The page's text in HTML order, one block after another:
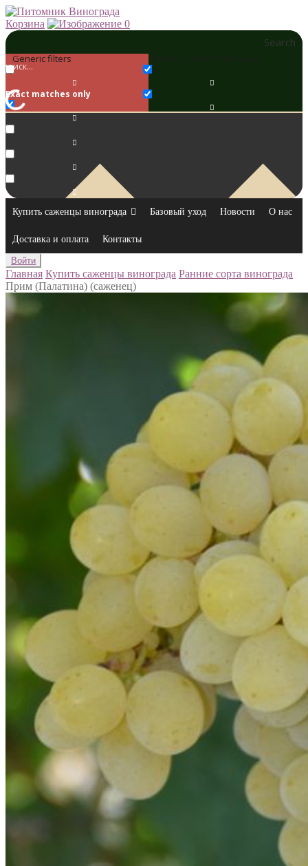
Корзина 0
Search
Generic filters
Exact matches only
Купить саженцы винограда Базовый уход Новости О нас
Доставка и оплата Контакты
Войти
Главная Купить саженцы винограда Ранние сорта винограда
Прим (Палатина) (саженец)